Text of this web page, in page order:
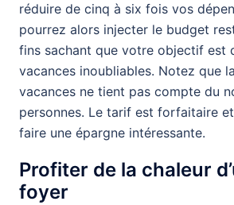
réduire de cinq à six fois vos
pourrez alors injecter le budget
fins sachant que votre objectif est
vacances inoubliables. Notez que
vacances ne tient pas compte du
personnes. Le tarif est forfaitaire
faire une épargne intéressante.
Profiter de la chaleur
foyer